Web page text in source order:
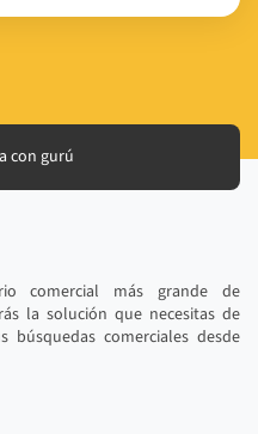
con gurú
comercial más grande de
la solución que necesitas de
búsquedas comerciales desde